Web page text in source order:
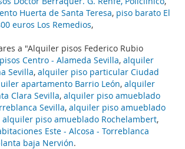
a "Alquiler pisos Federico Rubio
Centro - Alameda Sevilla, alquiler
Sevilla, alquiler piso particular Ciudad
apartamento Barrio León, alquiler
Clara Sevilla, alquiler piso amueblado
Sevilla, alquiler piso amueblado
alquiler piso amueblado Rochelambert,
Este - Alcosa - Torreblanca
baja Nervión.
Huerta de Santa Teresa, piso barato El
euros Los Remedios,